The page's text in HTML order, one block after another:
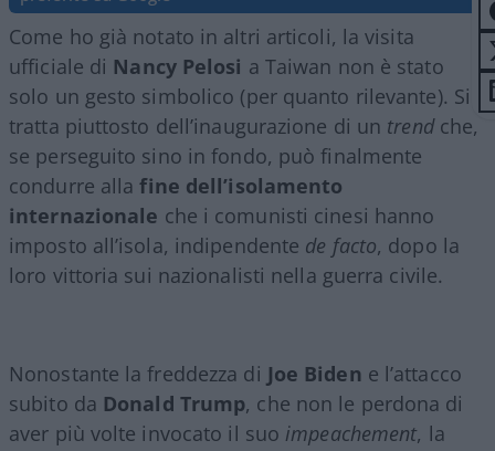
Come ho già notato in altri articoli, la visita
ufficiale di Nancy Pelosi a Taiwan non è stato
solo un gesto simbolico (per quanto rilevante). Si
tratta piuttosto dell’inaugurazione di un trendche,
se perseguito sino in fondo, può finalmente
condurre allafine dell’isolamento
internazionale che i comunisti cinesi hanno
imposto all’isola, indipendente de facto, dopo la
loro vittoria sui nazionalisti nella guerra civile.
Nonostante la freddezza di Joe Biden e l’attacco
subito da Donald Trump, che non le perdona di
aver più volte invocato il suo impeachement, la